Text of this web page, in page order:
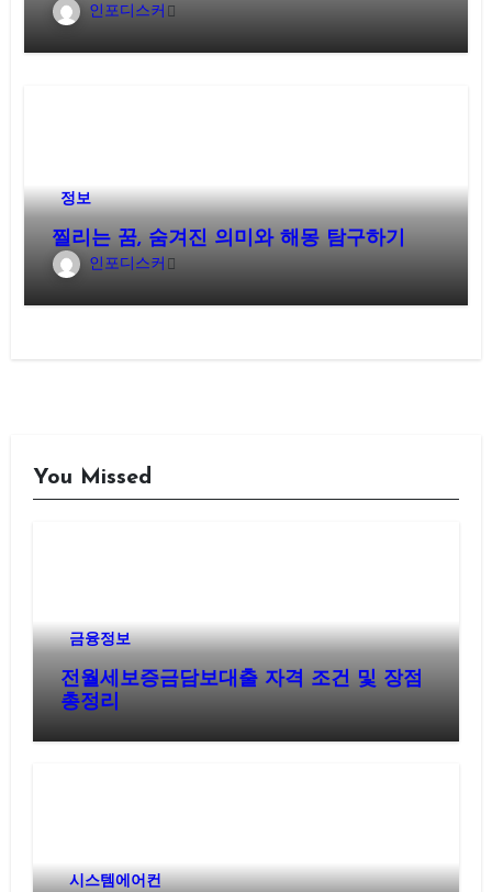
인포디스커
정보
찔리는 꿈, 숨겨진 의미와 해몽 탐구하기
인포디스커
You Missed
금융정보
전월세보증금담보대출 자격 조건 및 장점
총정리
시스템에어컨